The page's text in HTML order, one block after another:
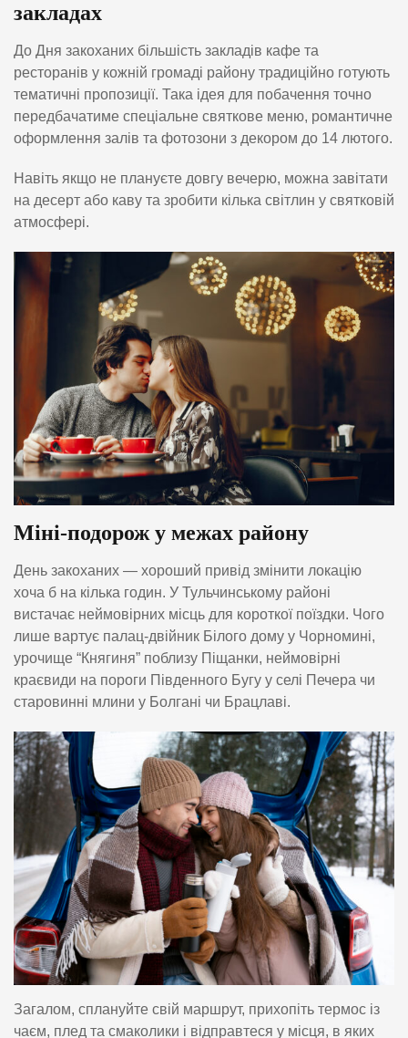
закладах
До Дня закоханих більшість закладів кафе та
ресторанів у кожній громаді району традиційно готують
тематичні пропозиції. Така ідея для побачення точно
передбачатиме спеціальне святкове меню, романтичне
оформлення залів та фотозони з декором до 14 лютого.
Навіть якщо не плануєте довгу вечерю, можна завітати
на десерт або каву та зробити кілька світлин у святковій
атмосфері.
Міні-подорож у межах району
День закоханих — хороший привід змінити локацію
хоча б на кілька годин. У Тульчинському районі
вистачає неймовірних місць для короткої поїздки. Чого
лише вартує палац-двійник Білого дому у Чорномині,
урочище “Княгиня” поблизу Піщанки, неймовірні
краєвиди на пороги Південного Бугу у селі Печера чи
старовинні млини у Болгані чи Брацлаві.
Загалом, сплануйте свій маршрут, прихопіть термос із
чаєм, плед та смаколики і відправтеся у місця, в яких